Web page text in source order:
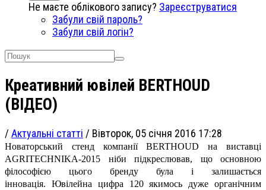
Не маєте облікового запису? Зареєструватися
Забули свій пароль?
Забули свій логін?
Креативний ювілей BERTHOUD
(ВІДЕО)
/ Актуальні статті / Вівторок, 05 січня 2016 17:28
Новаторський стенд компанії BERTHOUD на виставці
AGRITECHNIKA-2015 ніби підкреслював, що основною
філософією цього бренду була і залишається
інновація. Ювілейна цифра 120 якимось дуже органічним